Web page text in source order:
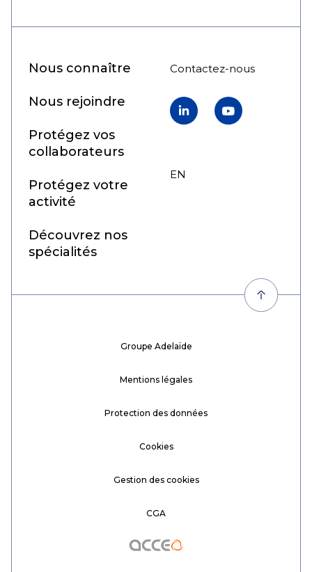
Nous connaître
Nous rejoindre
Protégez vos
collaborateurs
Protégez votre
activité
Découvrez nos
spécialités
Contactez-nous
LinkedInYouTube
FR
EN
Groupe Adelaïde
Mentions légales
Protection des données
Cookies
Gestion des cookies
CGA